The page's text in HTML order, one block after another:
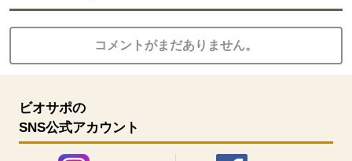
コメントがまだありません。
ビオサポの
SNS公式アカウント